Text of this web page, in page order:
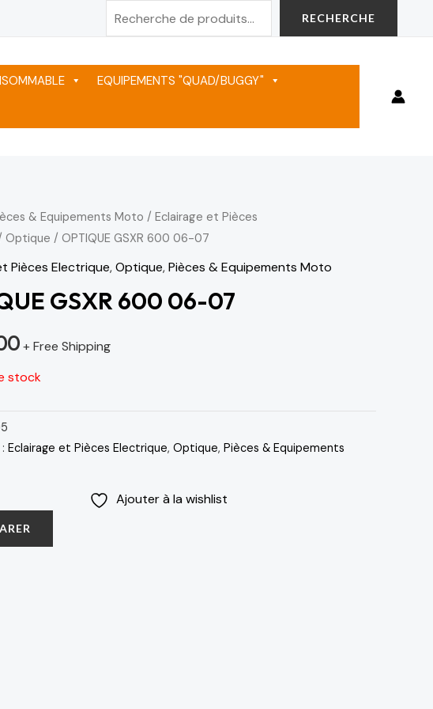
Rechercher RECHERCHE
EQUIPEMENTS "QUAD/BUGGY"
& Equipements Moto / Eclairage et Pièces
Optique / OPTIQUE GSXR 600 06-07
Pièces Electrique,Optique,Pièces & Equipements Moto
GSXR 600 06-07
+ Free Shipping
stock
Eclairage et Pièces Electrique, Optique, Pièces & Equipements
Ajouter à la wishlist